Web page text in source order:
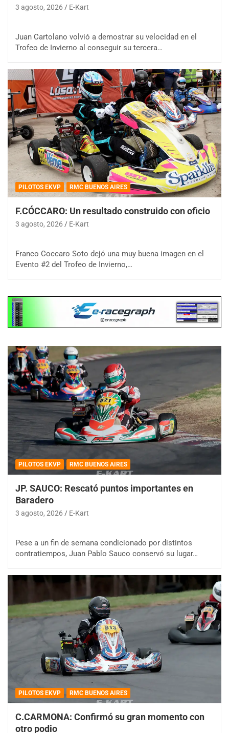
3 agosto, 2026 E-Kart
Juan Cartolano volvió a demostrar su velocidad en el
Trofeo de Invierno al conseguir su tercera…
PILOTOS EKVP RMC BUENOS AIRES
F.CÓCCARO: Un resultado construido con oficio
3 agosto, 2026 E-Kart
Franco Coccaro Soto dejó una muy buena imagen en el
Evento #2 del Trofeo de Invierno,…
PILOTOS EKVP RMC BUENOS AIRES
JP. SAUCO: Rescató puntos importantes en
Baradero
3 agosto, 2026 E-Kart
Pese a un fin de semana condicionado por distintos
contratiempos, Juan Pablo Sauco conservó su lugar…
PILOTOS EKVP RMC BUENOS AIRES
C.CARMONA: Confirmó su gran momento con
otro podio